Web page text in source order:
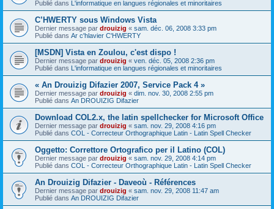
Publié dans L'informatique en langues régionales et minoritaires
C’HWERTY sous Windows Vista
Dernier message par drouizig « sam. déc. 06, 2008 3:33 pm
Publié dans Ar c'hlavier C'HWERTY
[MSDN] Vista en Zoulou, c'est dispo !
Dernier message par drouizig « ven. déc. 05, 2008 2:36 pm
Publié dans L'informatique en langues régionales et minoritaires
« An Drouizig Difazier 2007, Service Pack 4 »
Dernier message par drouizig « dim. nov. 30, 2008 2:55 pm
Publié dans An DROUIZIG Difazier
Download COL2.x, the latin spellchecker for Microsoft Office
Dernier message par drouizig « sam. nov. 29, 2008 4:16 pm
Publié dans COL - Correcteur Orthographique Latin - Latin Spell Checker
Oggetto: Correttore Ortografico per il Latino (COL)
Dernier message par drouizig « sam. nov. 29, 2008 4:14 pm
Publié dans COL - Correcteur Orthographique Latin - Latin Spell Checker
An Drouizig Difazier - Daveoù - Références
Dernier message par drouizig « sam. nov. 29, 2008 11:47 am
Publié dans An DROUIZIG Difazier